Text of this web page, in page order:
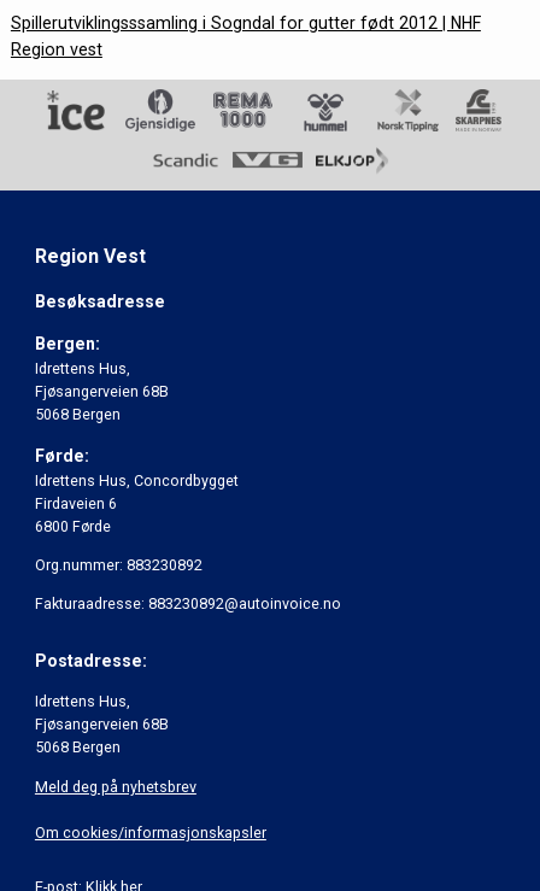
Spillerutviklingsssamling i Sogndal for gutter født 2012 | NHF
Region vest
Region Vest
Besøksadresse
Bergen:
Idrettens Hus,
Fjøsangerveien 68B
5068 Bergen
Førde:
Idrettens Hus, Concordbygget
Firdaveien 6
6800 Førde
Org.nummer: 883230892
Fakturaadresse: 883230892@autoinvoice.no
Postadresse:
Idrettens Hus,
Fjøsangerveien 68B
5068 Bergen
Meld deg på nyhetsbrev
Om cookies/informasjonskapsler
E-post: Klikk her